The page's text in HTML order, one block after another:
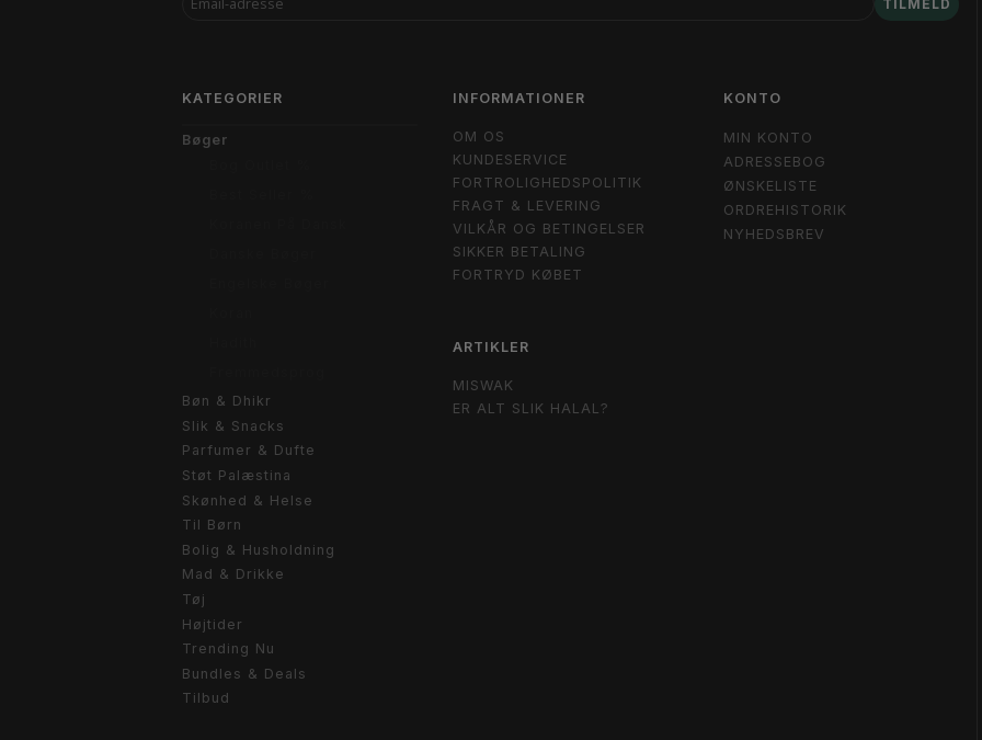
ADRESSE
TILMELD
KATEGORIER
Bøger
Bøn & Dhikr
Slik & Snacks
Parfumer & Dufte
Støt Palæstina
Skønhed & Helse
Til Børn
Bolig & Husholdning
Mad & Drikke
Tøj
Højtider
Trending Nu
Bundles & Deals
Tilbud
INFORMATIONER
OM OS
KUNDESERVICE
FORTROLIGHEDSPOLITIK
FRAGT & LEVERING
VILKÅR OG BETINGELSER
SIKKER BETALING
FORTRYD KØBET
ARTIKLER
MISWAK
ER ALT SLIK HALAL?
KONTO
MIN KONTO
ADRESSEBOG
ØNSKELISTE
ORDREHISTORIK
NYHEDSBREV